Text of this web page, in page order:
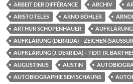
ARBEIT DER DIFFÉRANCE
ARCHIV
ARISTOTELES
ARNO BÖHLER
ARTHUR SCHOPENHAUER
AUFKLÄRUNG
AUFKLÄRUNG (DERRIDA) – ZEICHEN
AUFKLÄRUNG (J. DERRIDA) – TEXT (R.
AUGUSTINUS
AUSTIN
AUTOBIOGRAPHIE SEM SCHAUNS